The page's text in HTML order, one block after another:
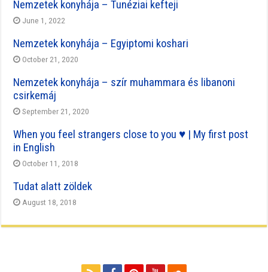
Nemzetek konyhája – Tunéziai kefteji
June 1, 2022
Nemzetek konyhája – Egyiptomi koshari
October 21, 2020
Nemzetek konyhája – szír muhammara és libanoni
csirkemáj
September 21, 2020
When you feel strangers close to you ♥ | My first post
in English
October 11, 2018
Tudat alatt zöldek
August 18, 2018